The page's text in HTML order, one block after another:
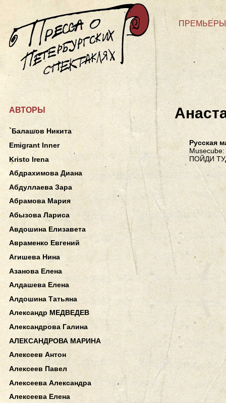
ПРЕМЬЕРЫ
Русская
ПОЙДИ
АВТОРЫ
`Балашов Никита
Emigrant Inner
Kristo Irena
Абдрахимова Диана
Абдуллаева Зара
Абрамова Мария
Абызова Лариса
Авдошина Елизавета
Авраменко Евгений
Агишева Нина
Азанова Елена
Алдашева Елена
Алдошина Татьяна
Александр МЕДВЕДЕВ
Александрова Галина
АЛЕКСАНДРОВА МАРИНА
Алексеев Антон
Алексеев Павел
Алексеева Александра
Алексеева Елена